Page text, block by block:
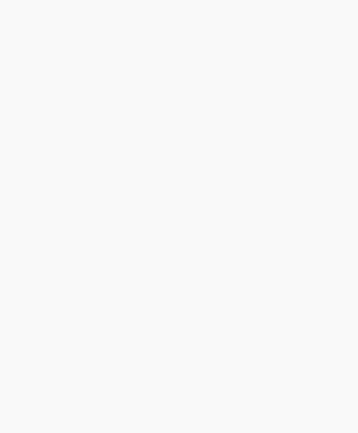
on olennaisen
täydellisen
just-in-time-